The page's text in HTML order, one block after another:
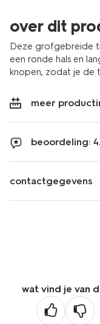
over dit
Deze grofgebreide
een ronde hals en
knopen, zodat je de
meer
beoordeling:
contactgegevens
wat vind je van